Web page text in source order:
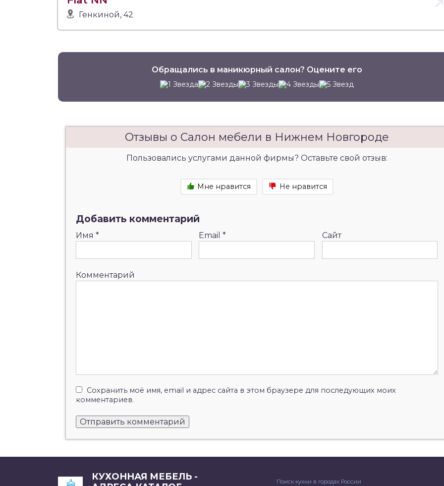
Генкиной, 42
Обращались в маникюрный салон? Оцените его
Отзывы о Салон мебели в Нижнем Новгороде
Пользовались услугами данной фирмы? Оставьте свой отзыв:
Мне нравится Не нравится
Добавить комментарий
Имя * Email* Сайт
Комментарий
Сохранить моё имя, email и адрес сайта в этом браузере для последующих моих
комментариев.
КУХОННАЯ МЕБЕЛЬ -
Поиск кухни в городах России